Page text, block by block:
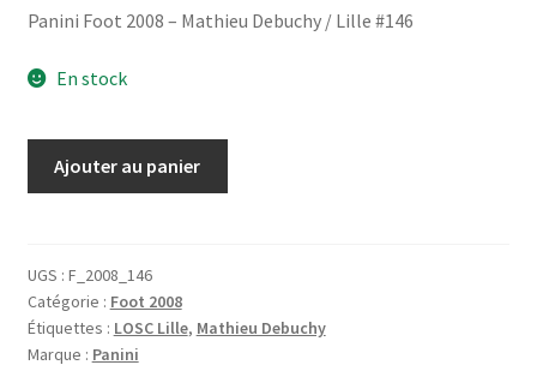
Panini Foot 2008 – Mathieu Debuchy / Lille #146
En stock
2008
-
Mathieu
Debuchy
Ajouter au panier
UGS : F_2008_146
Catégorie : Foot 2008
Étiquettes : LOSC Lille, Mathieu Debuchy
Marque : Panini